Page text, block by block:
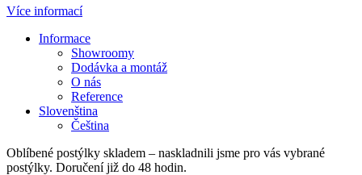
Více informací
Main
Informace
Showroomy
Dodávka a montáž
O nás
Reference
Slovenština
Čeština
Oblíbené postýlky skladem – naskladnili jsme pro vás vybrané
postýlky. Doručení již do 48 hodin.